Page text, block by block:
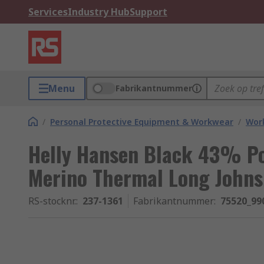
ServicesIndustry HubSupport
Menu Fabrikantnummer
/ Personal Protective Equipment & Workwear /
Helly Hansen Black 43%
Merino Thermal Long
RS-stocknr.: 237-1361 Fabrikantnummer: